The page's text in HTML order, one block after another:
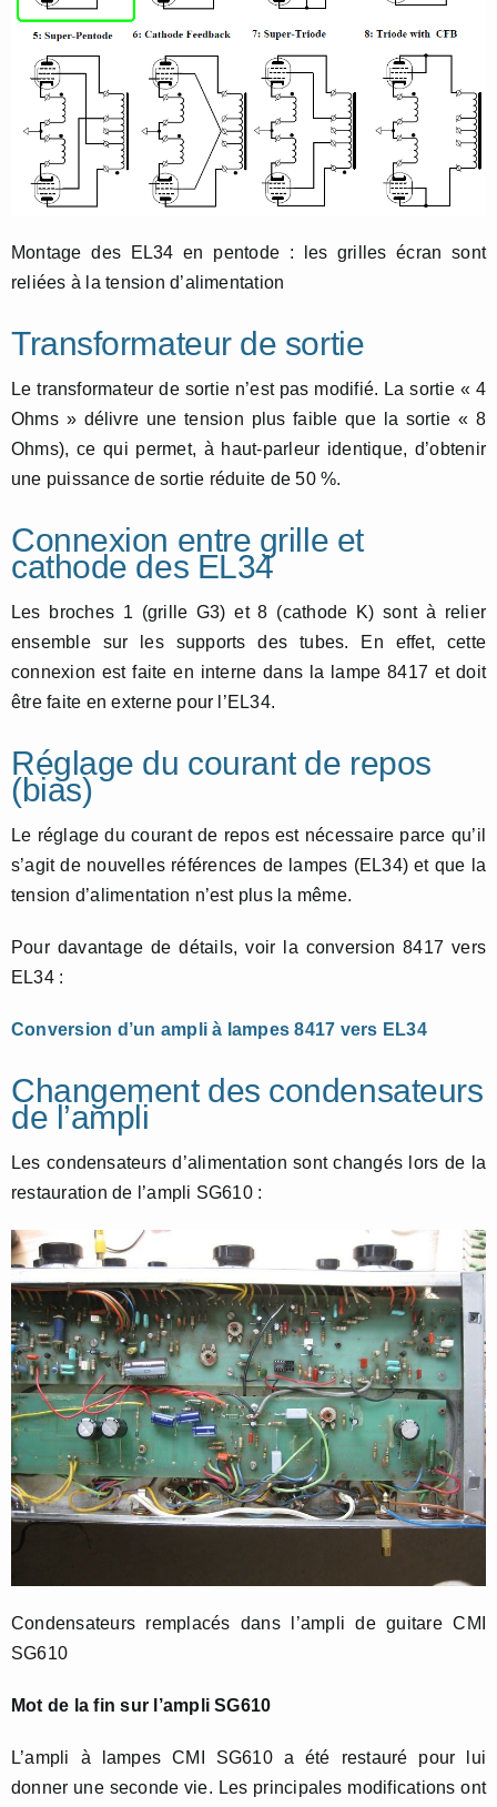
Montage des EL34 en pentode : les grilles écran sont
reliées à la tension d’alimentation
Transformateur de sortie
Le transformateur de sortie n’est pas modifié. La sortie « 4
Ohms » délivre une tension plus faible que la sortie « 8
Ohms), ce qui permet, à haut-parleur identique, d’obtenir
une puissance de sortie réduite de 50 %.
Connexion entre grille et
cathode des EL34
Les broches 1 (grille G3) et 8 (cathode K) sont à relier
ensemble sur les supports des tubes. En effet, cette
connexion est faite en interne dans la lampe 8417 et doit
être faite en externe pour l’EL34.
Réglage du courant de repos
(bias)
Le réglage du courant de repos est nécessaire parce qu’il
s’agit de nouvelles références de lampes (EL34) et que la
tension d’alimentation n’est plus la même.
Pour davantage de détails, voir la conversion 8417 vers
EL34 :
Conversion d’un ampli à lampes 8417 vers EL34
Changement des condensateurs
de l’ampli
Les condensateurs d’alimentation sont changés lors de la
restauration de l’ampli SG610 :
Condensateurs remplacés dans l’ampli de guitare CMI
SG610
Mot de la fin sur l’ampli SG610
L’ampli à lampes CMI SG610 a été restauré pour lui
donner une seconde vie. Les principales modifications ont